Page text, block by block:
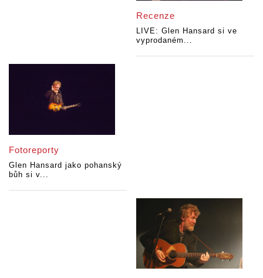
Recenze
LIVE: Glen Hansard si ve
vyprodaném...
Fotoreporty
Glen Hansard jako pohanský
bůh si v...